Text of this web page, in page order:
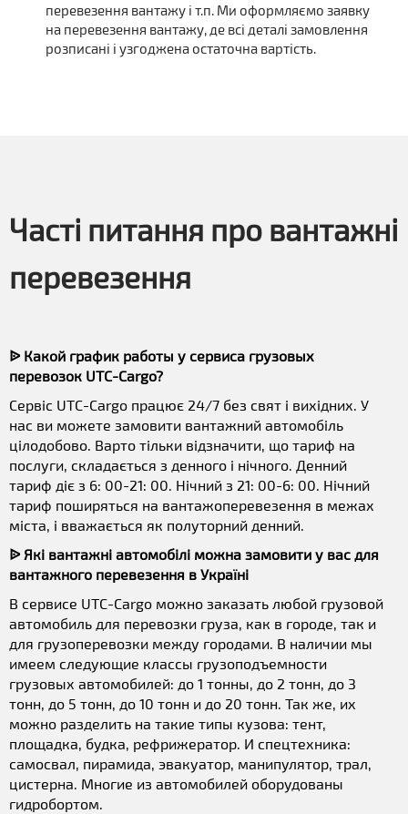
перевезення вантажу і т.п. Ми оформляємо заявку
на перевезення вантажу, де всі деталі замовлення
розписані і узгоджена остаточна вартість.
Часті питання про вантажні
перевезення
ᐉ Какой график работы у сервиса грузовых
перевозок UTC-Cargo?
Сервіс UTC-Cargo працює 24/7 без свят і вихідних. У
нас ви можете замовити вантажний автомобіль
цілодобово. Варто тільки відзначити, що тариф на
послуги, складається з денного і нічного. Денний
тариф діє з 6: 00-21: 00. Нічний з 21: 00-6: 00. Нічний
тариф поширяться на вантажоперевезення в межах
міста, і вважається як полуторний денний.
ᐉ Які вантажні автомобілі можна замовити у вас для
вантажного перевезення в Україні
В сервисе UTC-Cargo можно заказать любой грузовой
автомобиль для перевозки груза, как в городе, так и
для грузоперевозки между городами. В наличии мы
имеем следующие классы грузоподъемности
грузовых автомобилей: до 1 тонны, до 2 тонн, до 3
тонн, до 5 тонн, до 10 тонн и до 20 тонн. Так же, их
можно разделить на такие типы кузова: тент,
площадка, будка, рефрижератор. И спецтехника:
самосвал, пирамида, эвакуатор, манипулятор, трал,
цистерна. Многие из автомобилей оборудованы
гидробортом.